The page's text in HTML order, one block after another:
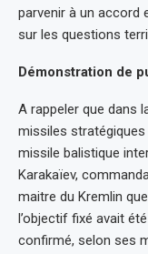
parvenir à un accord
sur les questions
Démonstration de
A rappeler que dans
missiles
missile balistique
Karakaïev,
maitre du Kremlin
l’objectif fixé avait
confirmé, selon ses